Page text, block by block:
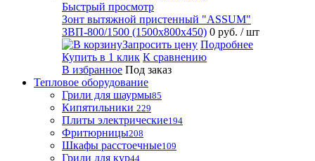
Быстрый просмотр
Зонт вытяжной пристенный "ASSUM"
ЗВП-800/1500 (1500х800х450) 0 руб. / шт
Запросить цену Подробнее
Купить в 1 клик К сравнению
В избранное Под заказ
Тепловое оборудование
Грили для шаурмы85
Кипятильники 229
Плиты электрические194
Фритюрницы208
Шкафы расстоечные109
Грили для кур44